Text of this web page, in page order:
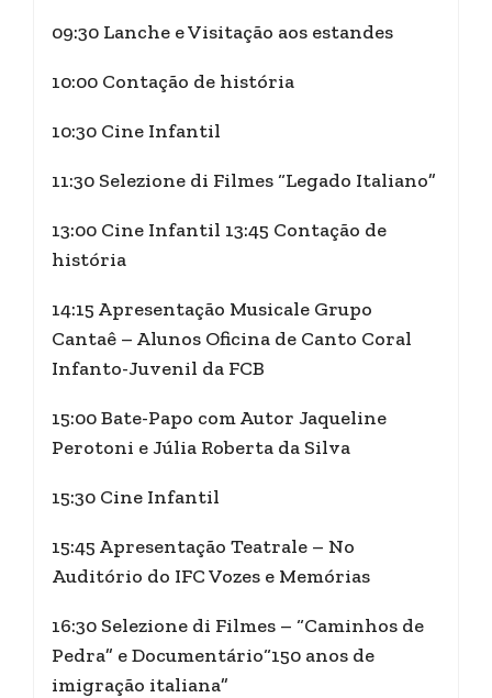
09:30 Lanche e Visitação aos estandes
10:00 Contação de história
10:30 Cine Infantil
11:30 Selezione di Filmes “Legado Italiano”
13:00 Cine Infantil 13:45 Contação de
história
14:15 Apresentação Musicale Grupo
Cantaê – Alunos Oficina de Canto Coral
Infanto-Juvenil da FCB
15:00 Bate-Papo com Autor Jaqueline
Perotoni e Júlia Roberta da Silva
15:30 Cine Infantil
15:45 Apresentação Teatrale – No
Auditório do IFC Vozes e Memórias
16:30 Selezione di Filmes – “Caminhos de
Pedra” e Documentário“150 anos de
imigração italiana”